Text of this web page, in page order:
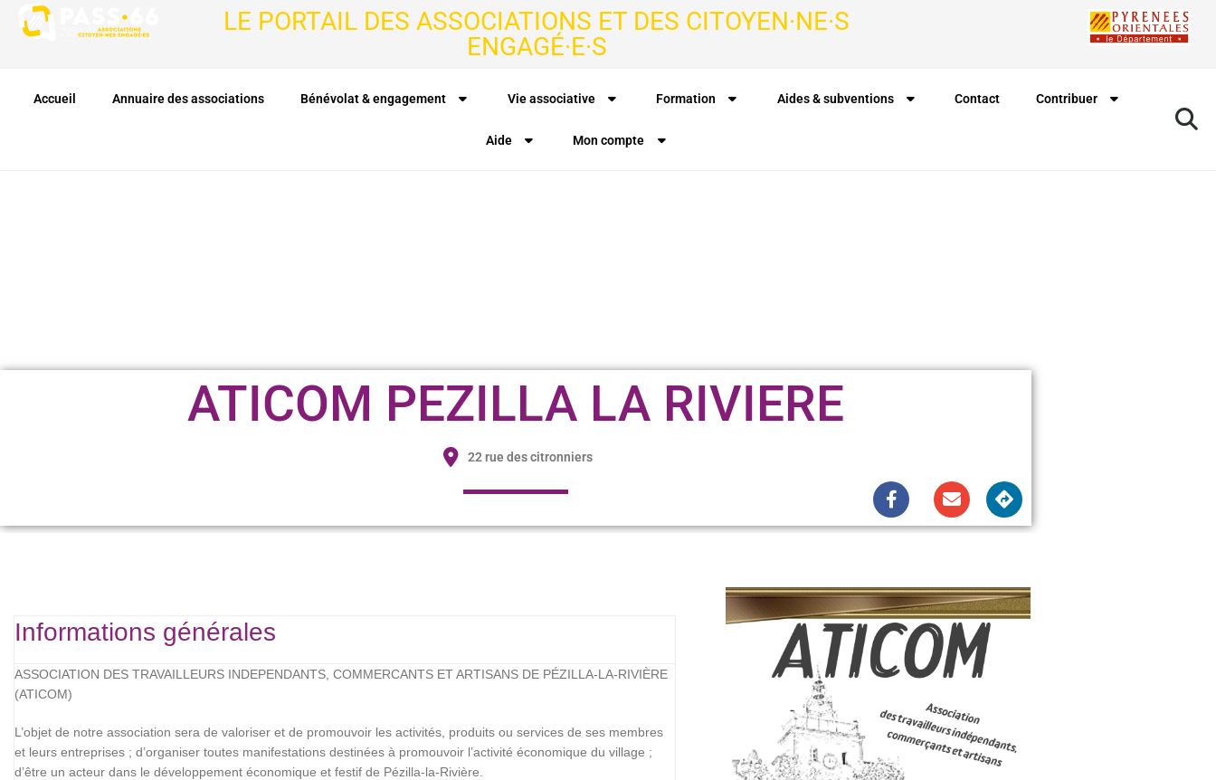
LE PORTAIL DES ASSOCIATIONS ET DES CITOYEN·NE·S
ENGAGÉ·E·S
Accueil Annuaire des associations Bénévolat & engagement Vie associative Formation Aides & subventions Contact Contribuer
Aide Mon compte
ATICOM PEZILLA LA RIVIERE
22 rue des citronniers
Informations générales
ASSOCIATION DES TRAVAILLEURS INDEPENDANTS, COMMERCANTS ET ARTISANS DE PÉZILLA-LA-RIVIÈRE
(ATICOM)
L’objet de notre association sera de valoriser et de promouvoir les activités, produits ou services de ses membres
et leurs entreprises ; d’organiser toutes manifestations destinées à promouvoir l’activité économique du village ;
d’être un acteur dans le développement économique et festif de Pézilla-la-Rivière.